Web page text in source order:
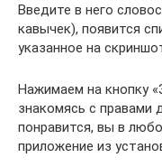
Введите в него
кавычек), появится
указанное на
Нажимаем на кнопку
знакомясь с правами
понравится, вы в
приложение из